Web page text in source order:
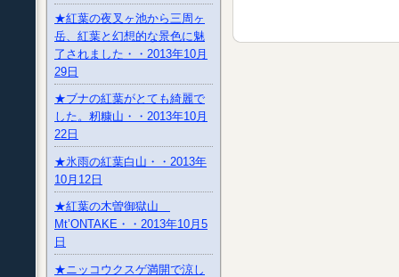
★紅葉の夜叉ヶ池から三周ヶ
岳、紅葉と幻想的な景色に魅
了されました・・2013年10月
29日
★ブナの紅葉がとても綺麗で
した。籾糠山・・2013年10月
22日
★氷雨の紅葉白山・・2013年
10月12日
★紅葉の木曽御獄山
Mt’ONTAKE・・2013年10月5
日
★ニッコウクスゲ満開で涼し